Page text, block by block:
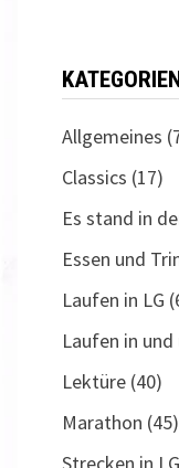
Allgemeines
Classics (17)
Es stand in
Essen und
Laufen in LG
Laufen in und
Lektüre(40)
Marathon (45)